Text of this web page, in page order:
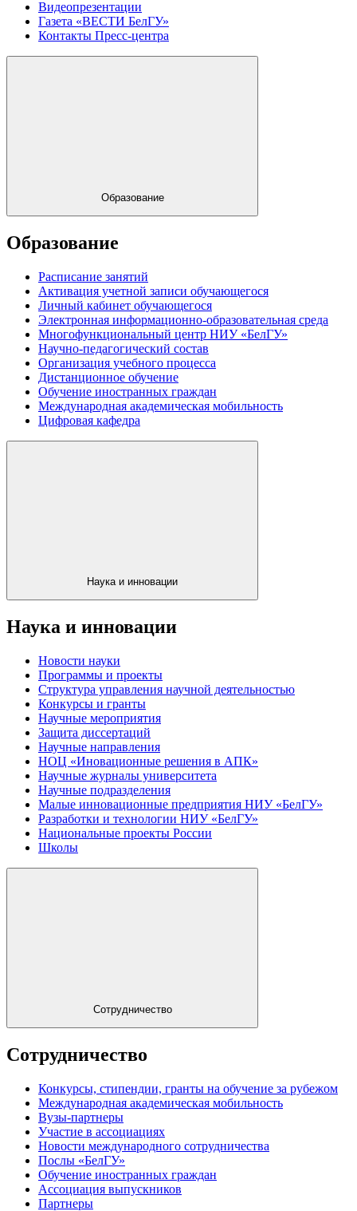
Видеопрезентации
Газета «ВЕСТИ БелГУ»
Контакты Пресс-центра
Образование
Образование
Расписание занятий
Активация учетной записи обучающегося
Личный кабинет обучающегося
Электронная информационно-образовательная среда
Многофункциональный центр НИУ «БелГУ»
Научно-педагогический состав
Организация учебного процесса
Дистанционное обучение
Обучение иностранных граждан
Международная академическая мобильность
Цифровая кафедра
Наука и инновации
Наука и инновации
Новости науки
Программы и проекты
Структура управления научной деятельностью
Конкурсы и гранты
Научные мероприятия
Защита диссертаций
Научные направления
НОЦ «Иновационные решения в АПК»
Научные журналы университета
Научные подразделения
Малые инновационные предприятия НИУ «БелГУ»
Разработки и технологии НИУ «БелГУ»
Национальные проекты России
Школы
Сотрудничество
Сотрудничество
Конкурсы, стипендии, гранты на обучение за рубежом
Международная академическая мобильность
Вузы-партнеры
Участие в ассоциациях
Новости международного сотрудничества
Послы «БелГУ»
Обучение иностранных граждан
Ассоциация выпускников
Партнеры